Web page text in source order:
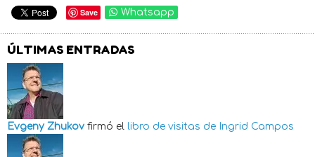
Save Whatsapp
ÚLTIMAS ENTRADAS
Evgeny Zhukov firmó el libro de visitas de Ingrid Campos